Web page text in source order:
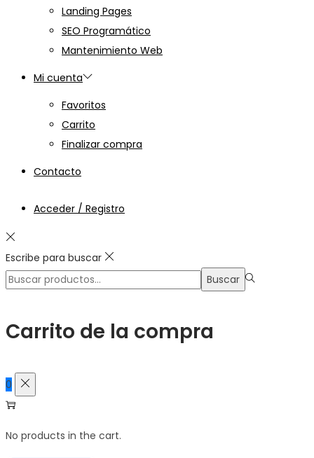
Landing Pages
SEO Programático
Mantenimiento Web
Mi cuenta
Favoritos
Carrito
Finalizar compra
Contacto
Acceder / Registro
Escribe para buscar
Búsqueda
Buscar
Carrito de la compra
0
No products in the cart.